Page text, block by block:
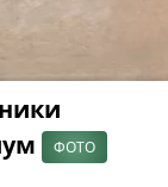
ФОТО